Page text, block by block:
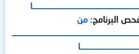
البرنامج: من